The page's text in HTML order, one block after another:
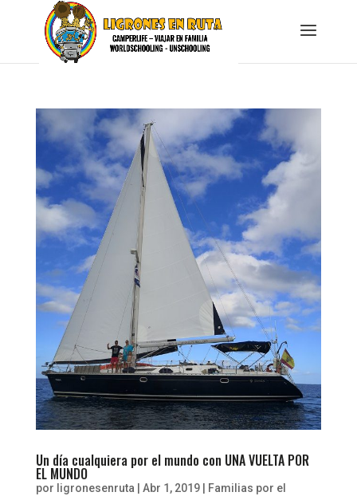
Un día cualquiera por el mundo con UNA VUELTA POR
EL MUNDO
por ligronesenruta Abr 1, 2019|
Familias por el